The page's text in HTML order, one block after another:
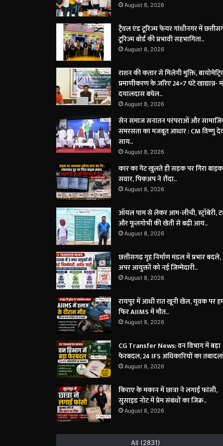
August 8, 2026
ट्रैवल एंड टूरिज्म फेयर गांधीनगर में
टूरिज्म बोर्ड की प्रभावी सहभागिता..
August 8, 2026
राशन की कतार से मिलेगी मुक्ति,
प्रमाणीकरण के जरिए 24×7 घंटे खाद्यान्न-
दयालदास बघेल..
August 8, 2026
सेन समाज सनातन परंपराओं और
समरसता का मजबूत आधार : CM विष्णु
साय..
August 8, 2026
कार का गेट खुलते ही सड़क पर गिरा बाइक
सवार, पिकअप ने रौंदा..
August 8, 2026
ऑयल पाम से लेकर आम-लीची, स्ट्रॉबेरी,
और फूलगोभी की खेती से बढ़ी आय..
August 8, 2026
छत्तीसगढ़ गृह निर्माण मंडल में प्रभार बदले,
अपर आयुक्तों को नई जिम्मेदारी..
August 8, 2026
रायपुर में आधी रात खूनी खेल, युवक पर
फिर AIIMS में मौत..
August 8, 2026
CG Transfer News: वन विभाग में बड़ा
फेरबदल, 24 IFS अधिकारियों का
August 8, 2026
किराए के मकान में छात्रा ने लगाई फांसी,
सुसाइड नोट में प्रेम संबंधों का जिक्र..
August 8, 2026
All (2831)